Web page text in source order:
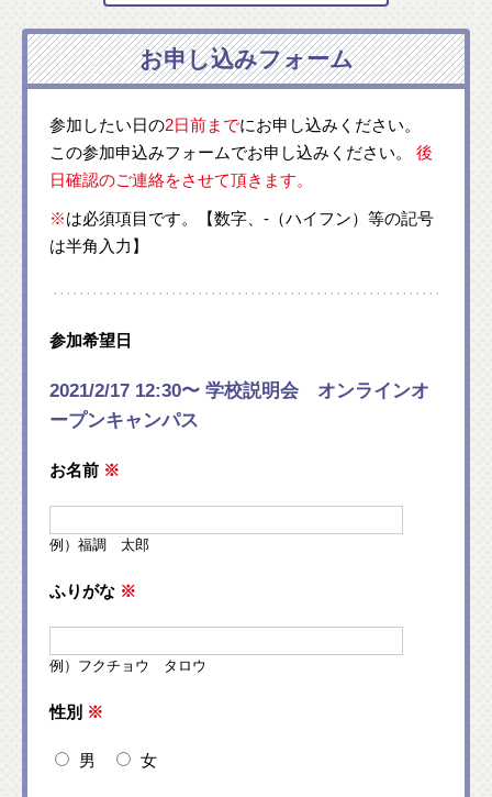
お申し込みフォーム
参加したい日の2日前までにお申し込みください。
この参加申込みフォームでお申し込みください。 後
日確認のご連絡をさせて頂きます。
※は必須項目です。【数字、-（ハイフン）等の記号
は半角入力】
参加希望日
2021/2/17 12:30〜 学校説明会 オンラインオ
ープンキャンパス
お名前 ※
例）福調 太郎
ふりがな ※
例）フクチョウ タロウ
性別 ※
男 女